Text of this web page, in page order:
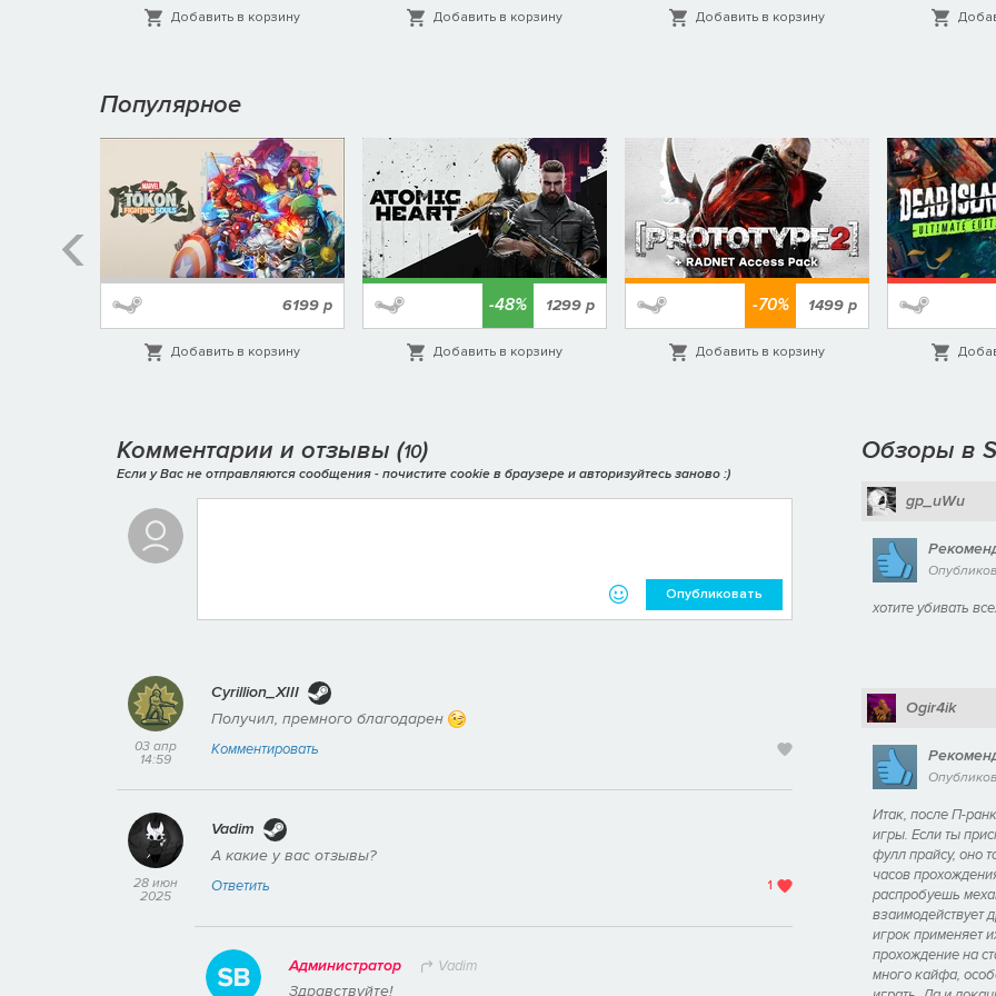
Добавить в корзину Добавить в корзину Добавить в корзину
Популярное
6199 р
Добавить в корзину
-48% 1299р
Добавить в корзину
-70% 1499р
Добавить в корзину
Комментарии и отзывы (10)
Если у Вас не отправляются сообщения - почистите cookie в браузере и авторизуйтесь заново :)
Опубликовать
03 апр
14:59
Cyrillion_XIII
Получил, премного благодарен
Комментировать
28 июн
2025
Vadim
А какие у вас отзывы?
Ответить 1
Администратор Vadim
Здравствуйте!
Обзоры в
gp_uWu
хотите убивать
Ogir4ik
Итак, после П-
игры. Если ты
фулл прайсу, оно
часов
распробуешь
взаимодействует
игрок применяет
прохождение на
много кайфа,